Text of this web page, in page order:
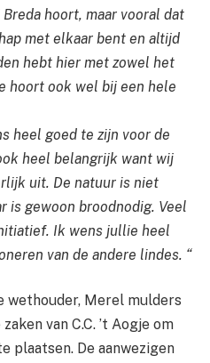
hoort, maar vooral dat
met elkaar bent en altijd
hebt hier met zowel het
hoort ook wel bij een hele
heel goed te zijn voor de
heel belangrijk want wij
uit. De natuur is niet
is gewoon broodnodig. Veel
Ik wens jullie heel
van de andere lindes. “
wethouder, Merel mulders
van C.C. ’t Aogje om
plaatsen. De aanwezigen